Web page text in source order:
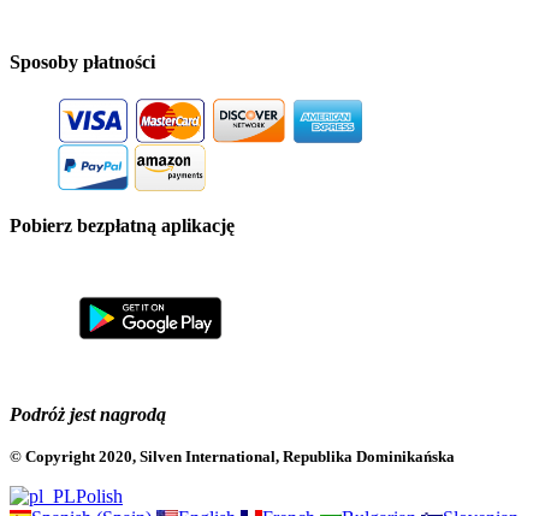
Sposoby płatności
Pobierz bezpłatną aplikację
Podróż jest nagrodą
© Copyright 2020, Silven International, Republika Dominikańska
Polish